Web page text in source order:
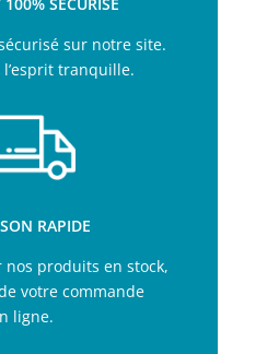
sur notre site.
l’esprit tranquille.
RAPIDE
nos produits en stock,
votre commande
ligne.